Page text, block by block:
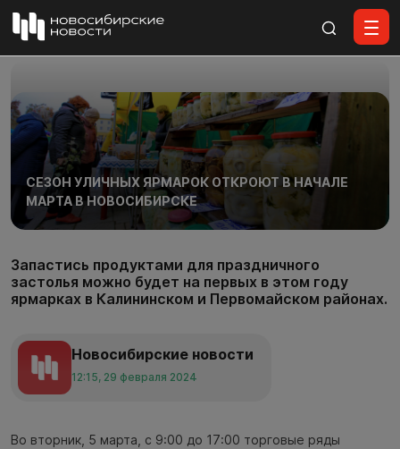
СЕЗОН УЛИЧНЫХ ЯРМАРОК ОТКРОЮТ В НАЧАЛЕ
МАРТА В НОВОСИБИРСКЕ
Запастись продуктами для праздничного
застолья можно будет на первых в этом году
ярмарках в Калининском и Первомайском районах.
Новосибирские новости
12:15, 29 февраля 2024
Во вторник, 5 марта, с 9:00 до 17:00 торговые ряды